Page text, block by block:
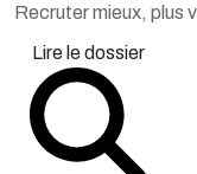
Recruter mieux, plus
Lire le dossier